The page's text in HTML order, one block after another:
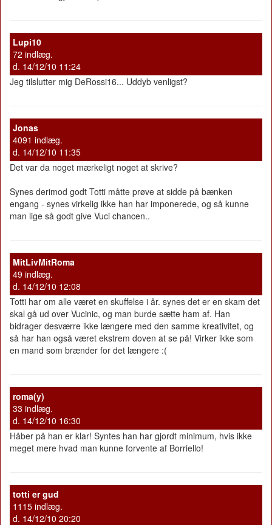
Lupi10
72 indlæg.
d. 14/12/10 11:24
Jeg tilslutter mig DeRossi16... Uddyb venligst?
Jonas
4091 indlæg.
d. 14/12/10 11:35
Det var da noget mærkeligt noget at skrive?
Synes derimod godt Totti måtte prøve at sidde på bænken
engang - synes virkelig ikke han har imponerede, og så kunne
man lige så godt give Vuci chancen..
MitLivMitRoma
49 indlæg.
d. 14/12/10 12:08
Totti har om alle været en skuffelse i år. synes det er en skam det
skal gå ud over Vucinic, og man burde sætte ham af. Han
bidrager desværre ikke længere med den samme kreativitet, og
så har han også været ekstrem doven at se på! Virker ikke som
en mand som brænder for det længere :(
roma(y)
33 indlæg.
d. 14/12/10 16:30
Håber på han er klar! Syntes han har gjordt minimum, hvis ikke
meget mere hvad man kunne forvente af Borriello!
totti er gud
1115 indlæg.
d. 14/12/10 20:20